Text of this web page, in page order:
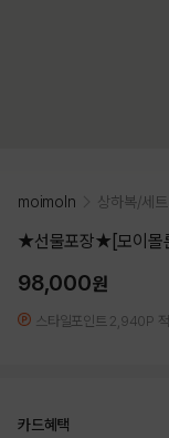
moimoln 상하복/세트
★선물포장★[모이몰
98,000원
스타일포인트 2,940P
카드혜택